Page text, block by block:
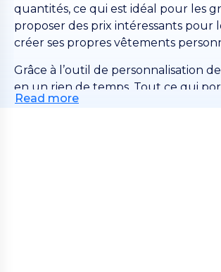
quantités, ce qui est idéal pour les
proposer des prix intéressants pour
créer ses propres vêtements
Grâce à l’outil de personnalisation
en un rien de temps. Tout ce qui
sur le site. Pour les autres articles,
Read more